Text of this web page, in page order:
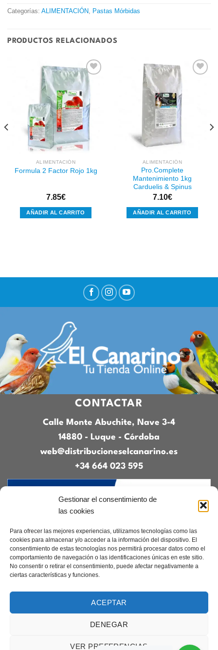
Gestionar el consentimiento de
las cookies
Para ofrecer las mejores experiencias, utilizamos tecnologías como las
cookies para almacenar y/o acceder a la información del dispositivo. El
consentimiento de estas tecnologías nos permitirá procesar datos como el
comportamiento de navegación o las identificaciones únicas en este sitio.
No consentir o retirar el consentimiento, puede afectar negativamente a
ciertas características y funciones.
ACEPTAR
DENEGAR
VER PREFERENCIAS
Categorías: ALIMENTACIÓN Pastas Mórbidas
PRODUCTOS RELACIONADOS
Añadir
a la
lista de
deseos
ALIMENTACIÓN
Formula 2 Factor Rojo 1kg
7.85€
AÑADIR AL CARRITO
ALIMENTACIÓN
Pro.Complete
Mantenimiento 1kg
Carduelis & Spinus
7.10€
AÑADIR AL CARRITO
CONTACTAR
Calle Monte Abuchite, Nave 3-4
14880 - Luque - Córdoba
web@distribucioneselcanarino.es
+34 664 023 595
Contacto|Incidencias|Devoluciones|
Condiciones generales
Diseñado porCreacionesDigitales.es
Elcanarino.com pertenece al grupo Distribuciones el